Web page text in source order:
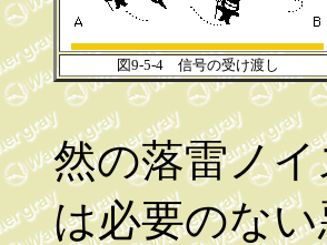
図9-5-4 信号の受け渡し
然の落雷ノ
は必要のな